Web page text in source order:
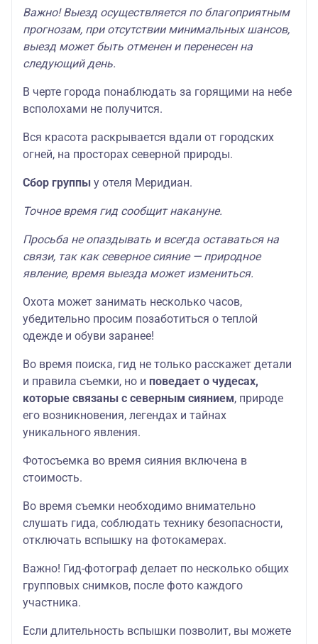
Важно! Выезд осуществляется по благоприятным
прогнозам, при отсутствии минимальных шансов,
выезд может быть отменен и перенесен на
следующий день.
В черте города понаблюдать за горящими на небе
всполохами не получится.
Вся красота раскрывается вдали от городских
огней, на просторах северной природы.
Сбор группы у отеля Меридиан.
Точное время гид сообщит накануне.
Просьба не опаздывать и всегда оставаться на
связи, так как северное сияние — природное
явление, время выезда может измениться.
Охота может занимать несколько часов,
убедительно просим позаботиться о теплой
одежде и обуви заранее!
Во время поиска, гид не только расскажет детали
и правила съемки, но и поведает о чудесах,
которые связаны с северным сиянием, природе
его возникновения, легендах и тайнах
уникального явления.
Фотосъемка во время сияния включена в
стоимость.
Во время съемки необходимо внимательно
слушать гида, соблюдать технику безопасности,
отключать вспышку на фотокамерах.
Важно! Гид-фотограф делает по несколько общих
групповых снимков, после фото каждого
участника.
Если длительность вспышки позволит, вы можете